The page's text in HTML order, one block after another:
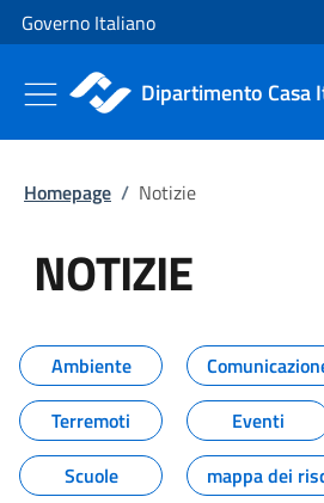
Vai al contenuto
Vai alla navigazione del sito
Governo Italiano
Dipartimento Casa
Homepage / Notizie
NOTIZIE
Tutti i contenuti
Ambiente
Terremoti
Eventi
Scuole
mappa dei